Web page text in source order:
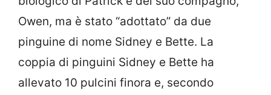
Owen, ma è stato “adottato” da due
pinguine di nome Sidney e Bette. La
coppia di pinguini Sidney e Bette ha
allevato 10 pulcini finora e, secondo